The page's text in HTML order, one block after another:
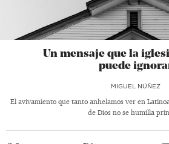
Un mensaje que la
puede
MIGUEL NÚÑEZ
El avivamiento que tanto anhelamos ver en
de Dios no se humilla